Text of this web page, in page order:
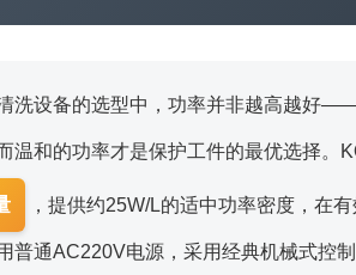
洗设备的选型中，功率并非越高越好
温和的功率才是保护工件的最优选择。
，提供约25W/L的适中功率密度，在
普通AC220V电源，采用经典机械式控